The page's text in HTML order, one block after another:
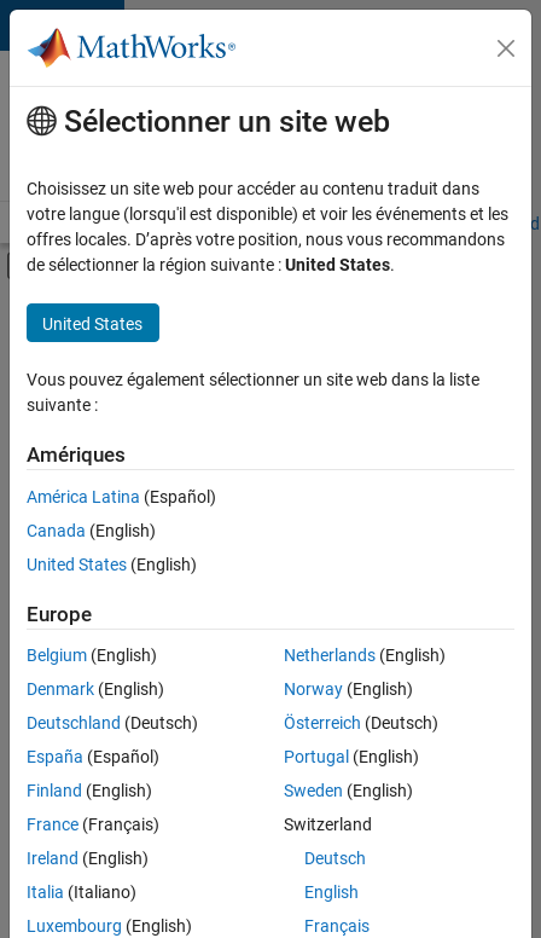
Passer au contenu
Votre
carrière
chez
Accueil Explorer nos opportunités Adresses de nos bureaux
Activer/désactiver l'affichage du menu
Contenu principal
FILTRER PAR
Programme destiné aux nouvelles carrières (EDG)
Développement de produits
Ingénierie de la qualité
Enregistrer
sélectionnées
Les
descriptions
poste
n’ont
pas
été
traduites.
Effectuez
Sélectionner un site web
Choisissez un site web pour accéder au contenu traduit dans
votre langue (lorsqu'il est disponible) et voir les événements et les
offres locales. D’après votre position, nous vous recommandons
de sélectionner la région suivante :United States.
United States
Vous pouvez également sélectionner un site web dans la liste
suivante :
Amériques
América Latina (Español)
Canada (English)
United States (English)
Europe
Belgium (English)
Denmark (English)
Deutschland (Deutsch)
España (Español)
Finland (English)
France (Français)
Ireland (English)
Italia (Italiano)
Luxembourg (English)
Netherlands(English)
Norway(English)
Österreich (Deutsch)
Portugal (English)
Sweden (English)
Switzerland
Deutsch
English
Français